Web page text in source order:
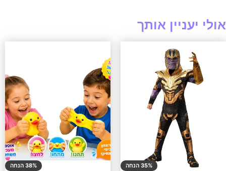
אולי יעניין אותך
35% הנחה 38% הנחה